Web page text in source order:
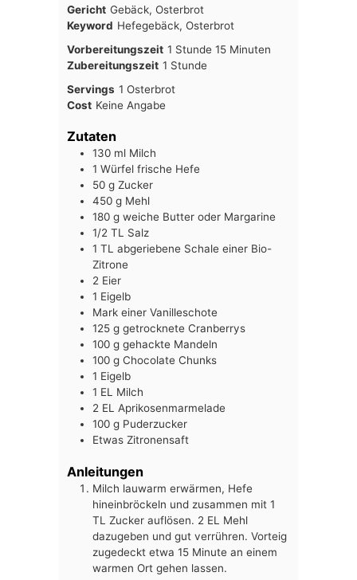
Gericht Gebäck, Osterbrot
Keyword Hefegebäck, Osterbrot
Vorbereitungszeit 1 Stunde
Stunde 15Minuten
Minuten
Zubereitungszeit 1 Stunde
Stunde
Servings 1 Osterbrot
Cost Keine Angabe
Zutaten
130 ml Milch
1 Würfel frische Hefe
50 g Zucker
450 g Mehl
180 g weiche Butter oder Margarine
1/2 TL Salz
1 TL abgeriebene Schale einer Bio-
Zitrone
2 Eier
1 Eigelb
Mark einer Vanilleschote
125 g getrocknete Cranberrys
100 g gehackte Mandeln
100 g Chocolate Chunks
1 Eigelb
1 EL Milch
2 EL Aprikosenmarmelade
100 g Puderzucker
Etwas Zitronensaft
Anleitungen
Milch lauwarm erwärmen, Hefe
hineinbröckeln und zusammen mit 1
TL Zucker auflösen. 2 EL Mehl
dazugeben und gut verrühren. Vorteig
zugedeckt etwa 15 Minute an einem
warmen Ort gehen lassen.